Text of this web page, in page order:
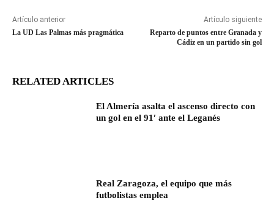
Artículo anterior
La UD Las Palmas más pragmática
Artículo siguiente
Reparto de puntos entre Granada y
Cádiz en un partido sin gol
RELATED ARTICLES
El Almería asalta el ascenso directo con
un gol en el 91′ ante el Leganés
Real Zaragoza, el equipo que más
futbolistas emplea